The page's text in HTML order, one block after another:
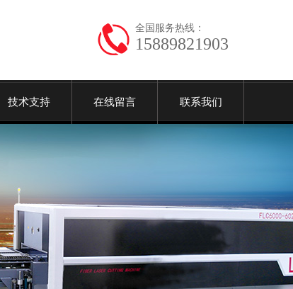
全国服务热线：
15889821903
技术支持 在线留言 联系我们